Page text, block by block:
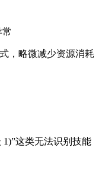
，略微减少资源消耗
1)”这类无法识别技能